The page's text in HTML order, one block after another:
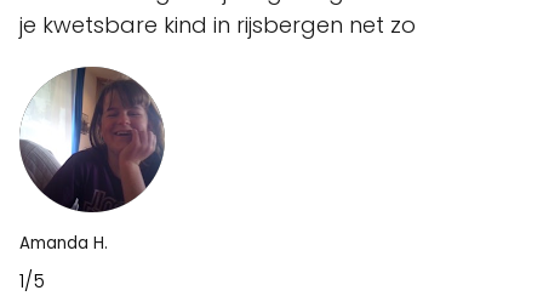
je kwetsbare kind in rijsbergen net zo
Amanda H.
1/5